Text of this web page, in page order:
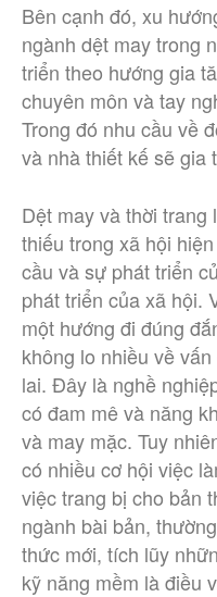
Bên cạnh đó, xu
ngành dệt may trong
triển theo hướng gia
chuyên môn và tay
Trong đó nhu cầu về
và nhà thiết kế sẽ gia
Dệt may và thời trang
thiếu trong xã hội
cầu và sự phát triển
phát triển của xã hội.
một hướng đi đúng
không lo nhiều về
lai. Đây là nghề
có đam mê và năng
và may mặc. Tuy
có nhiều cơ hội việc
việc trang bị cho bản
ngành bài bản,
thức mới, tích lũy
kỹ năng mềm là điều